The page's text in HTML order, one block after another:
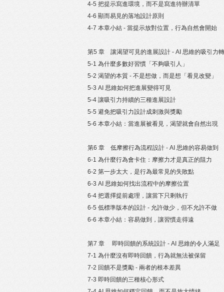
4-5 把提示寫進環境，而不是寫進待辦清單
4-6 顯而易見的落地設計原則
4-7 本章小結 - 當提示放對位置，行為自然會開始
第5 章 讓渴望可見的進展設計 - AI 思維的吸引力
5-1 為什麼多數好習慣「不夠吸引人」
5-2 渴望的本質 - 不是想做，而是想「看見改變」
5-3 AI 思維如何把進展變得可見
5-4 讓吸引力持續的三種進展設計
5-5 避免把吸引力設計成刺激與獎勵
5-6 本章小結：當進展被看見，渴望就會自然出現
第6 章 低摩擦行為流程設計 - AI 思維的容易做到
6-1 為什麼行為會卡住：摩擦力才是真正的阻力
6-2 第一步太大，是行為最常見的失敗點
6-3 AI 思維如何找出流程中的摩擦位置
6-4 把選擇提前處理，讓當下只剩執行
6-5 低標準版本的設計 - 允許做少，但不允許不做
6-6 本章小結：容易做到，讓習慣走得遠
第7 章 即時回饋的系統設計 - AI 思維的令人滿足
7-1 為什麼沒有即時回饋，行為就無法被保留
7-2 回饋不是獎勵 - 兩者的根本差異
7-3 即時回饋的三種核心形式